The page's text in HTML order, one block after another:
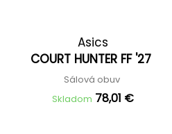
Asics
COURT HUNTER FF '27
Sálová obuv
Skladom 78,01 €